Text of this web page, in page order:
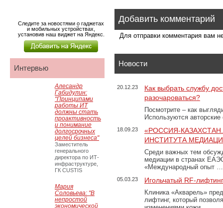
Добавить комментарий
Для отправки комментария вам
Новости
20.12.23
Как выбрать службу
разочароваться?
Посмотрите – как
Используются
18.09.23
«РОССИЯ-
ИНСТИТУТА
Среди важных тем
медиации в странах
«Международный опыт …
05.03.23 Игольчатый RF-
Клиника «Акварель»
лифтинг, который
Следите за новостями о гаджетах
и мобильных устройствах,
установив наш виджет на Яндекс.
Интервью
Алесандр
Габидулин:
"Принципами
работы ИТ
должны стать
проактивность
и понимание
долгосрочных
целей бизнеса"
Заместитель
генерального
директора по ИТ-
инфраструктуре,
ГК CUSTIS
Мария
Соловьева: "В
непростой
экономической